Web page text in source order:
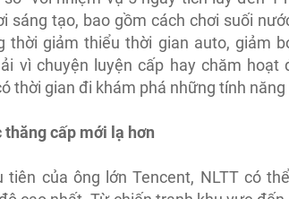
sáng tạo, bao gồm cách chơi suối
thời giảm thiểu thời gian auto, giảm
vì chuyện luyện cấp hay chăm hoạt
thời gian đi khám phá những tính
cấp mới lạ hơn
tiên của ông lớn Tencent, NLTT có